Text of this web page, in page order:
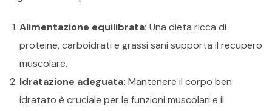
Alimentazione equilibrata: Una dieta ricca di
proteine, carboidrati e grassi sani supporta il recupero
muscolare.
Idratazione adeguata: Mantenere il corpo ben
idratato è cruciale per le funzioni muscolari e il